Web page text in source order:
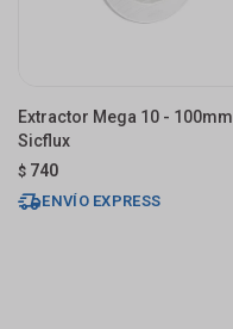
Extractor Mega 10 - 100mm
Sicflux
$ 740
ENVÍO EXPRESS